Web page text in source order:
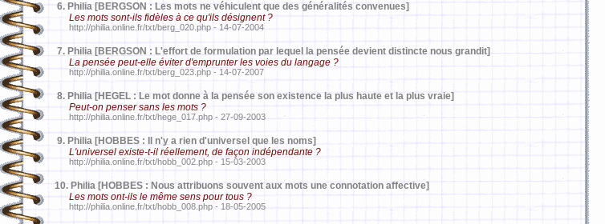
6. Philia [BERGSON : Les mots ne véhiculent que des généralités convenues]
Les mots sont-ils fidèles à ce qu'ils désignent ?
http://philia.online.fr/txt/berg_020.php - 14-07-2004
7. Philia [BERGSON : L'effort de formulation par lequel la pensée devient distincte nous grandit]
La pensée peut-elle éviter d'emprunter les voies du langage ?
http://philia.online.fr/txt/berg_023.php - 14-07-2007
8. Philia [HEGEL : Le mot donne à la pensée son existence la plus haute et la plus vraie]
Peut-on penser sans les mots ?
http://philia.online.fr/txt/hege_017.php - 27-09-2003
9. Philia [HOBBES : Il n'y a rien d'universel que les noms]
L'universel existe-t-il réellement, de façon indépendante ?
http://philia.online.fr/txt/hobb_002.php - 15-03-2003
10. Philia [HOBBES : Nous attribuons souvent aux mots une connotation affective]
Les mots ont-ils le même sens pour tous ?
http://philia.online.fr/txt/hobb_008.php - 18-05-2005